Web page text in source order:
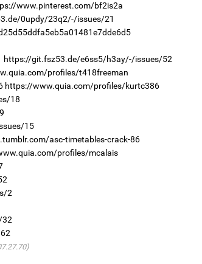
www.pinterest.com/bf2is2a
0updy/23q2/-/issues/21
https://git.fsz53.de/e6ss5/h3ay/-/issues/52
profiles/t418freeman
https://www.quia.com/profiles/kurtc386
18
15
asc-timetables-crack-86
profiles/mcalais
2
32